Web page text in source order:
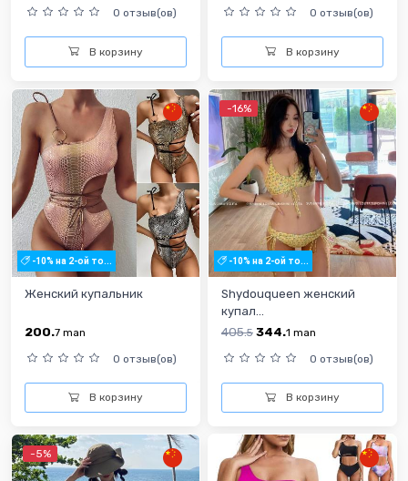
0 отзыв(ов)
В корзину
0 отзыв(ов)
В корзину
-10% на 2-ой то...
Женский купальник
200.7 man
0 отзыв(ов)
В корзину
-16%
-10% на 2-ой то...
Shydouqueen женский
купал...
405.5 344.1 man
0 отзыв(ов)
В корзину
-5%